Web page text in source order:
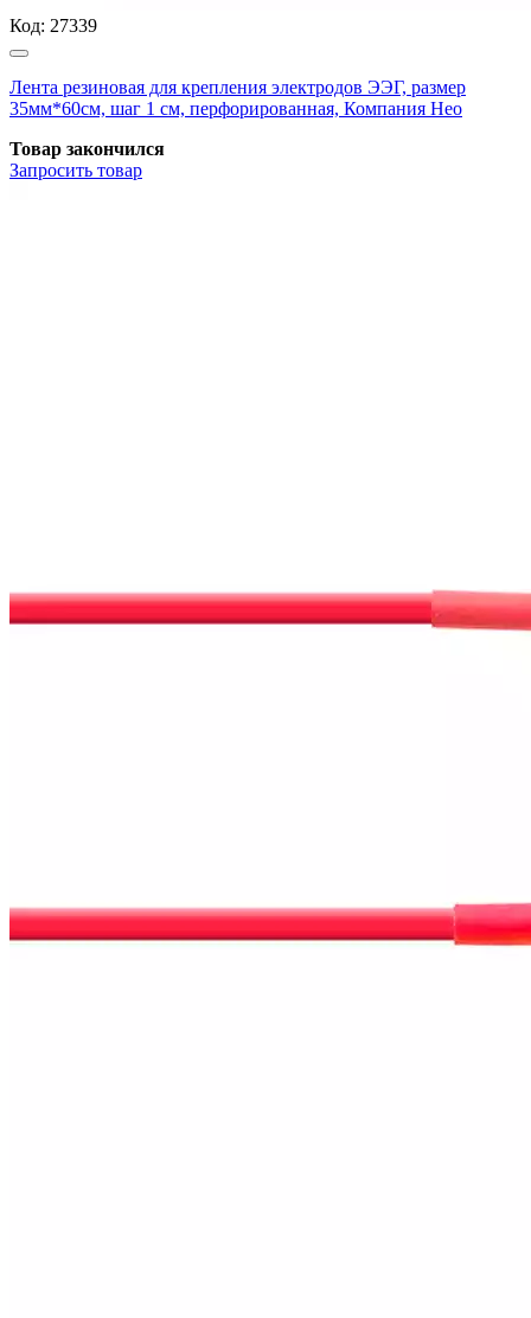
Код: 27339
Лента резиновая для крепления электродов ЭЭГ, размер
35мм*60см, шаг 1 см, перфорированная, Компания Нео
Товар закончился
Запросить товар